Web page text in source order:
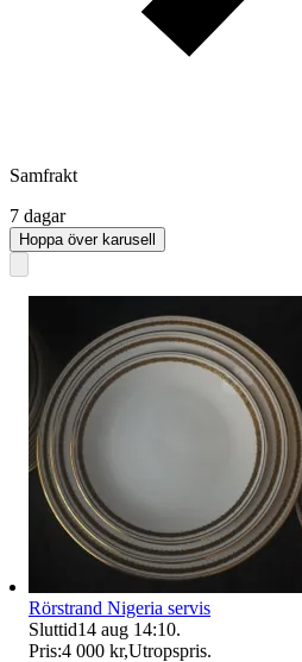
Samfrakt
7 dagar
Hoppa över karusell
Rörstrand Nigeria servis
Sluttid14 aug 14:10.
Pris:4 000 kr,Utropspris.